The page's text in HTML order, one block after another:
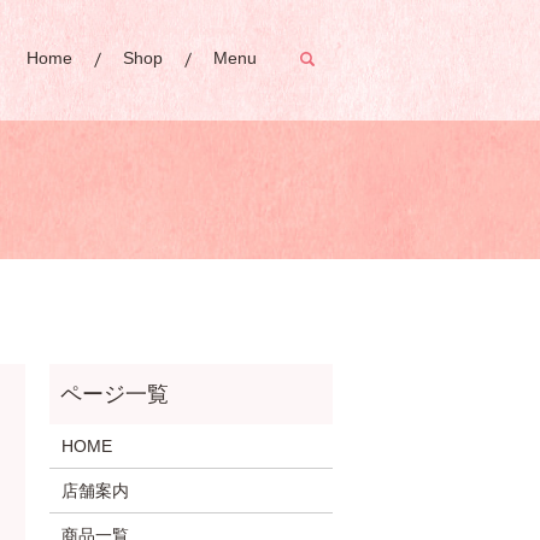
Home Shop Menu search
HOME
店舗案内
商品一覧